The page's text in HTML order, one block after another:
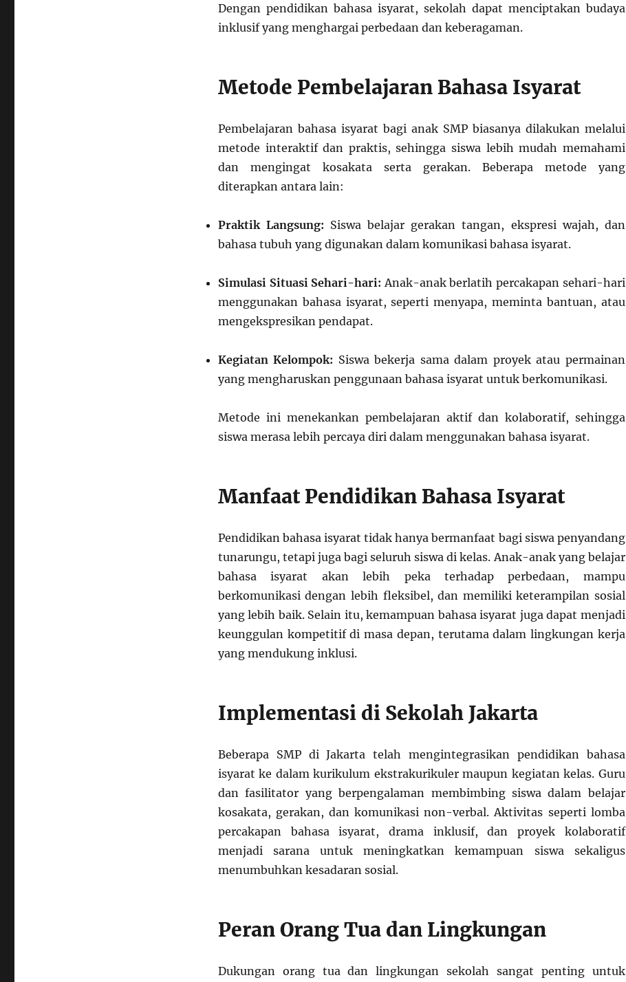
Dengan pendidikan bahasa isyarat, sekolah dapat menciptakan budaya
inklusif yang menghargai perbedaan dan keberagaman.
Metode Pembelajaran Bahasa Isyarat
Pembelajaran bahasa isyarat bagi anak SMP biasanya dilakukan melalui
metode interaktif dan praktis, sehingga siswa lebih mudah memahami
dan mengingat kosakata serta gerakan. Beberapa metode yang
diterapkan antara lain:
Praktik Langsung: Siswa belajar gerakan tangan, ekspresi wajah, dan
bahasa tubuh yang digunakan dalam komunikasi bahasa isyarat.
Simulasi Situasi Sehari-hari: Anak-anak berlatih percakapan sehari-hari
menggunakan bahasa isyarat, seperti menyapa, meminta bantuan, atau
mengekspresikan pendapat.
Kegiatan Kelompok: Siswa bekerja sama dalam proyek atau permainan
yang mengharuskan penggunaan bahasa isyarat untuk berkomunikasi.
Metode ini menekankan pembelajaran aktif dan kolaboratif, sehingga
siswa merasa lebih percaya diri dalam menggunakan bahasa isyarat.
Manfaat Pendidikan Bahasa Isyarat
Pendidikan bahasa isyarat tidak hanya bermanfaat bagi siswa penyandang
tunarungu, tetapi juga bagi seluruh siswa di kelas. Anak-anak yang belajar
bahasa isyarat akan lebih peka terhadap perbedaan, mampu
berkomunikasi dengan lebih fleksibel, dan memiliki keterampilan sosial
yang lebih baik. Selain itu, kemampuan bahasa isyarat juga dapat menjadi
keunggulan kompetitif di masa depan, terutama dalam lingkungan kerja
yang mendukung inklusi.
Implementasi di Sekolah Jakarta
Beberapa SMP di Jakarta telah mengintegrasikan pendidikan bahasa
isyarat ke dalam kurikulum ekstrakurikuler maupun kegiatan kelas. Guru
dan fasilitator yang berpengalaman membimbing siswa dalam belajar
kosakata, gerakan, dan komunikasi non-verbal. Aktivitas seperti lomba
percakapan bahasa isyarat, drama inklusif, dan proyek kolaboratif
menjadi sarana untuk meningkatkan kemampuan siswa sekaligus
menumbuhkan kesadaran sosial.
Peran Orang Tua dan Lingkungan
Dukungan orang tua dan lingkungan sekolah sangat penting untuk